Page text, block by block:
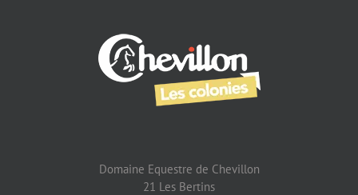
Domaine Equestre de Chevillon
21 Les Bertins